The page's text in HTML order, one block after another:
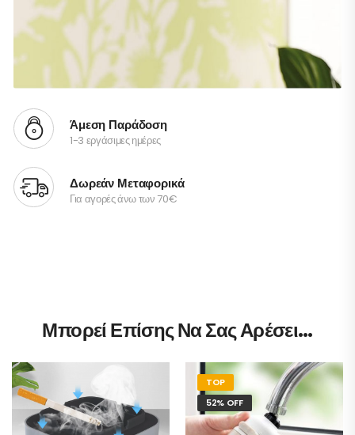
Άμεση Παράδοση
1-3 εργάσιμες ημέρες
Δωρεάν Μεταφορικά
Για αγορές άνω των 70€
Μπορεί Επίσης Να Σας Αρέσει…
TOP
52% OFF